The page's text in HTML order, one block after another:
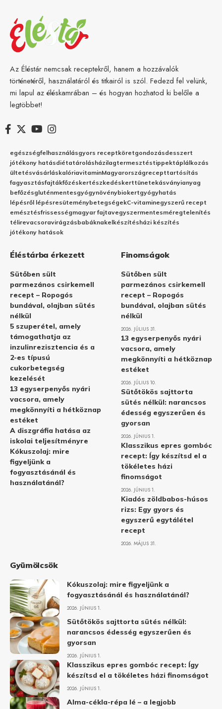
Az Éléstár nemcsak receptekről, hanem a hozzávalók
történetéről, használatáról és titkairól is szól. Fedezd fel velünk,
mi lapul az éléskamrában – és hogyan hozhatod ki belőle a
legtöbbet!
egészségfelhasználásgyors receptköretgondozásdesszert
jótékony hatásdiétatárolásházilagtermesztéstippektáplálkozás
ültetésvásárláskalóriavitaminMagyarországrecepttartósítás
fagyasztásfajtákfőzéskertészkedéskerttünetekásványianyag
befőzésgluténmentesgyógynövénybiokertgyógyhatás
lépésről lépésresüteménybetegségekC-vitaminegyszerű recept
emésztésfrissességmagyar fajtavegyszermentesméregtelenítés
télirevacsoravirágzásbabáknakelkészítésházi készítés
jótékony hatások
Éléstárba érkezett
Sütőben sült
parmezános csirkemell
recept – Ropogós
bundával, olajban sütés
nélkül
5 szuperétel, amely
támogathatja az
inzulinrezisztencia és a
2-es típusú
cukorbetegség
kezelését
13 egyserpenyős nyári
vacsora, amely
megkönnyíti a hétköznap
estéket
A diszgráfia hatása az
iskolai teljesítményre
Kókuszolaj: mire
figyeljünk a
fogyasztásánál és
használatánál?
Finomságok
Sütőben sült
parmezános csirkemell
recept – Ropogós
bundával, olajban sütés
nélkül
2026. JÚLIUS 31.
13 egyserpenyős nyári
vacsora, amely
megkönnyíti a hétköznap
estéket
2026. JÚLIUS 10.
Sütőtökös sajttorta
sütés nélkül: narancsos
édesség egyszerűen és
gyorsan
2026. JÚNIUS 1.
Klasszikus epres gombóc
recept: Így készítsd el a
tökéletes házi
finomságot
2026. JÚNIUS 1.
Kiadós zöldbabos-húsos
rizs: Egy gyors és
egyszerű egytálétel
recept
2026. MÁJUS 31.
Gyümölcsök
Kókuszolaj: mire figyeljünk a
fogyasztásánál és használatánál?
2026. JÚNIUS 1.
Sütőtökös sajttorta sütés nélkül:
narancsos édesség egyszerűen és
gyorsan
2026. JÚNIUS 1.
Klasszikus epres gombóc recept: Így
készítsd el a tökéletes házi finomságot
2026. JÚNIUS 1.
Alma-cékla-répa lé – a legjobb